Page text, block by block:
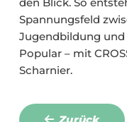
Spannungsfeld
Jugendbildung
Popular – mit
Scharnier.